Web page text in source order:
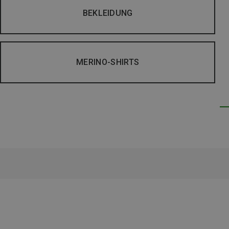
BEKLEIDUNG
MERINO-SHIRTS